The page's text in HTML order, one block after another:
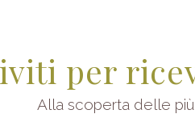
per
Alla scoperta delle